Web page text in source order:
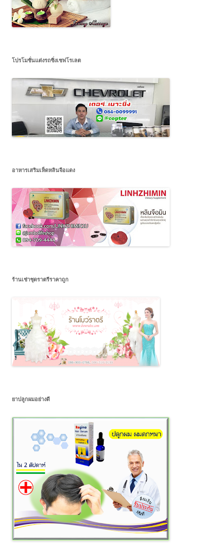
โปรโมชั่นแต่งรถซิ่งเชฟโรเลต
อาหารเสริมเห็ดหลินจือแดง
ร้านเช่าชุดราตรีราคาถูก
ยาปลูกผมอย่างดี